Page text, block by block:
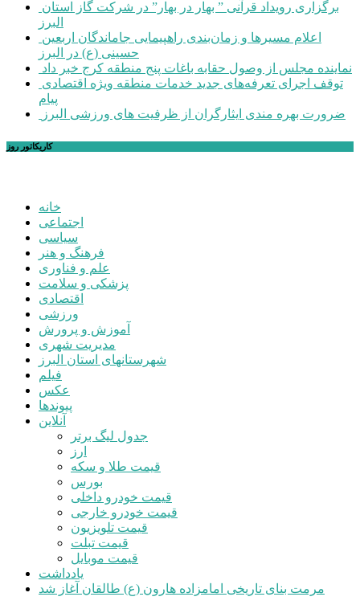
البرز
حسینی (ع) در البرز
نماینده مجلس از وصول حقابه باغات پنج منطقه کرج خبر داد
پیام
ضرورت بهره مندی ایثارگران از ظرفیت های ورزشی البرز
کاریکاتور روز
خانه
اجتماعی
سیاسی
فرهنگ و هنر
علم و فناوری
پزشکی و سلامت
اقتصادی
ورزشی
آموزش و پرورش
مدیریت شهری
شهرستانهای استان البرز
فیلم
عکس
پیوندها
آنلاین
جدول لیگ برتر
ارز
قیمت طلا و سکه
بورس
قیمت خودرو داخلی
قیمت خودرو خارجی
قیمت تلویزیون
قیمت تبلت
قیمت موبایل
یادداشت
مرمت بنای تاریخی امامزاده هارون (ع) طالقان آغاز شد